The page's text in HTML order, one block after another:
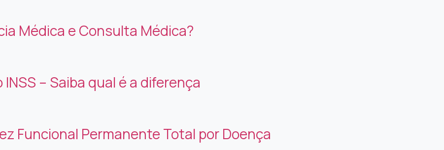
Médica e Consulta Médica?
– Saiba qual é a diferença
Funcional Permanente Total por Doença